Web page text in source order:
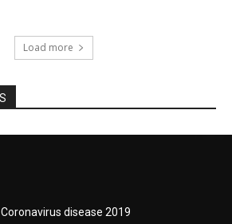
Load more
Coronavirus disease 2019